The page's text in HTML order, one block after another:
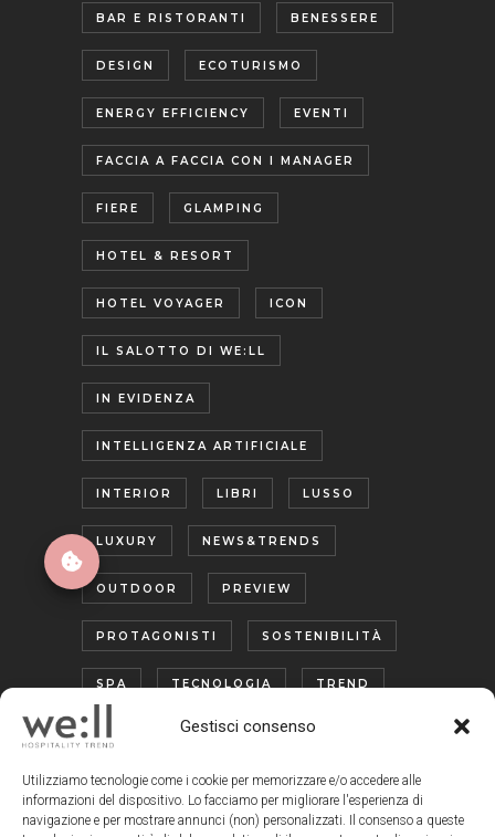
Gestisci consenso
Utilizziamo tecnologie come i cookie per memorizzare e/o accedere alle
informazioni del dispositivo. Lo facciamo per migliorare l'esperienza di
navigazione e per mostrare annunci (non) personalizzati. Il consenso a queste
BAR E RISTORANTI BENESSERE
DESIGN ECOTURISMO
ENERGY EFFICIENCY EVENTI
FACCIA A FACCIA CON I MANAGER
FIERE GLAMPING
HOTEL & RESORT
HOTEL VOYAGER ICON
IL SALOTTO DI WE:LL
IN EVIDENZA
INTELLIGENZA ARTIFICIALE
INTERIOR LIBRI LUSSO
LUXURY NEWS&TRENDS
OUTDOOR PREVIEW
PROTAGONISTI SOSTENIBILITÀ
SPA TECNOLOGIA TREND
TURISMO ENOGASTRONOMICO
WELLNESS